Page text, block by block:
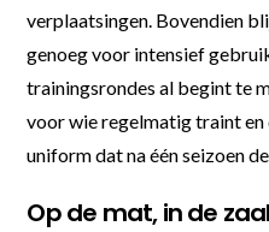
verplaatsingen. Bovendien
genoeg voor intensief
trainingsrondes al begint te
voor wie regelmatig traint en
uniform dat na één seizoen
Op de mat, in de